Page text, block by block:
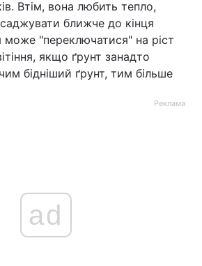
Втім, вона любить тепло,
ближче до кінця
може "переключатися" на ріст
якщо ґрунт занадто
бідніший ґрунт, тим більше
Реклама
ad